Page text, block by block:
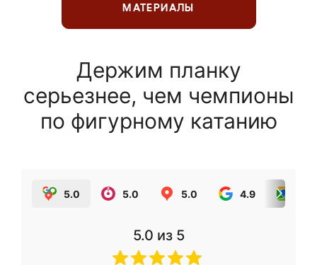
МАТЕРИАЛЫ
Держим планку
серьезнее, чем чемпионы
по фигурному катанию
5.0 5.0 5.0 4.9
5.0 из 5